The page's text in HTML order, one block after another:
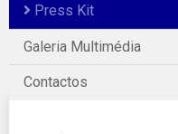
Press Kit
Galeria Multimédia
Contactos